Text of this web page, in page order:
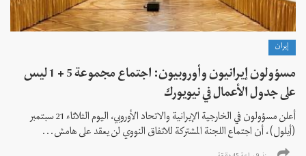
إيران
مسؤولون إيرانيون وأوروبيون: اجتماع مجموعة 5 + 1 ليس
على جدول الأعمال في نيويورك
أعلن مسؤولون في الخارجية الإيرانية والاتحاد الأوروبي، اليوم الثلاثاء 21 سبتمبر
(أيلول)، أن اجتماع اللجنة المشتركة للاتفاق النووي لن يعقد على هامش...